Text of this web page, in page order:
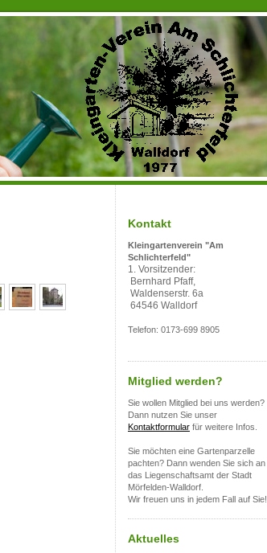
Kontakt
Kleingartenverein "Am
Schlichterfeld"
1. Vorsitzender:
Bernhard Pfaff,
Waldenserstr. 6a
64546 Walldorf
Telefon: 0173-699 8905
Mitglied werden?
Sie wollen Mitglied bei uns werden?
Dann nutzen Sie unser
Kontaktformular für weitere Infos.
Sie möchten eine Gartenparzelle
pachten? Dann wenden Sie sich an
das Liegenschaftsamt der Stadt
Mörfelden-Walldorf.
Wir freuen uns in jedem Fall auf Sie!
Aktuelles